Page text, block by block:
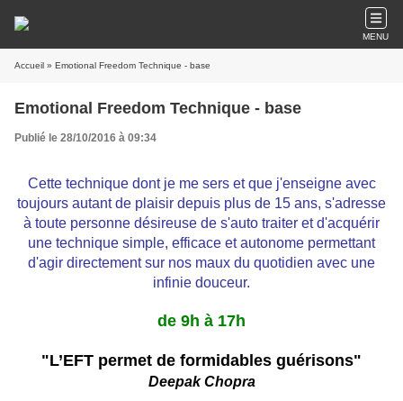
MENU
Accueil » Emotional Freedom Technique - base
Emotional Freedom Technique - base
Publié le 28/10/2016 à 09:34
Cette technique dont je me sers et que j'enseigne avec
toujours autant de plaisir depuis plus de 15 ans, s'adresse
à toute personne désireuse de s'auto traiter et d'acquérir
une technique simple, efficace et autonome permettant
d'agir directement sur nos maux du quotidien avec une
infinie douceur.
de 9h à 17h
"L’EFT permet de formidables guérisons"
Deepak Chopra